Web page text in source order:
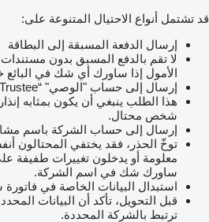
قد تشتمل أنواع الاحتيال المتنوعة على:
إرسال الدفعة المسبقة إلى البطاقة
لا تقم بالدفع المسبق بدون
الأمول إذا ساورك أي شك في البائع
إرسال إلى حساب "الوصي" “Trustee”
هذا الطلب ينبغي أن يكون بمثابه
شخص محتال.
إرسال إلى حساب الشركة باسم
توخّ الحذر، فقد يختفي المحتالون
معلومة أو يدخلون تغييرات طفيفة
ساورك شك في اسم الشركة.
استبدال البيانات الخاصة في
قبل التحويل، تأكد أن البيانات
ترتبط بالشركة المحددة.